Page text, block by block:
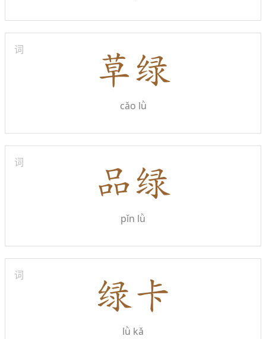
词
cǎo lǜ
词
pǐn lǜ
词
lǜ kǎ